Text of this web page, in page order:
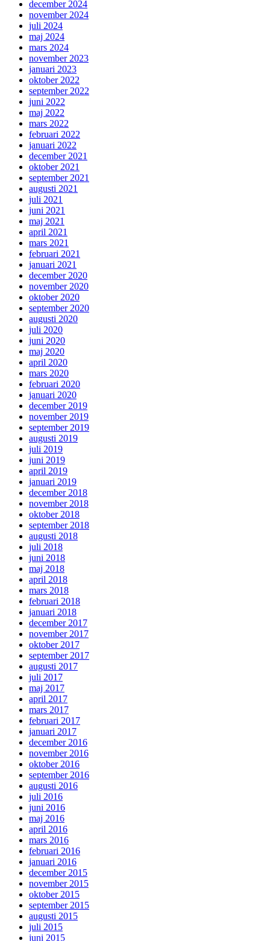
december 2024
november 2024
juli 2024
maj 2024
mars 2024
november 2023
januari 2023
oktober 2022
september 2022
juni 2022
maj 2022
mars 2022
februari 2022
januari 2022
december 2021
oktober 2021
september 2021
augusti 2021
juli 2021
juni 2021
maj 2021
april 2021
mars 2021
februari 2021
januari 2021
december 2020
november 2020
oktober 2020
september 2020
augusti 2020
juli 2020
juni 2020
maj 2020
april 2020
mars 2020
februari 2020
januari 2020
december 2019
november 2019
september 2019
augusti 2019
juli 2019
juni 2019
april 2019
januari 2019
december 2018
november 2018
oktober 2018
september 2018
augusti 2018
juli 2018
juni 2018
maj 2018
april 2018
mars 2018
februari 2018
januari 2018
december 2017
november 2017
oktober 2017
september 2017
augusti 2017
juli 2017
maj 2017
april 2017
mars 2017
februari 2017
januari 2017
december 2016
november 2016
oktober 2016
september 2016
augusti 2016
juli 2016
juni 2016
maj 2016
april 2016
mars 2016
februari 2016
januari 2016
december 2015
november 2015
oktober 2015
september 2015
augusti 2015
juli 2015
juni 2015